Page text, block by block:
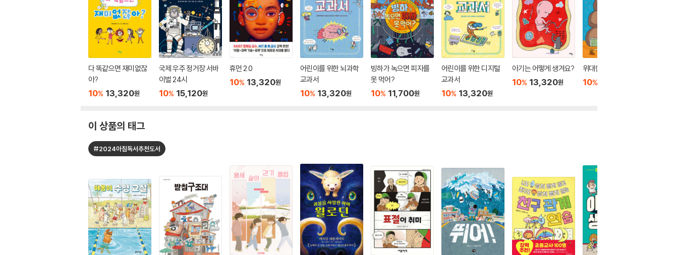
다 똑같으면 재미없잖
아?
10% 13,320원
국제 우주 정거장 서바
이벌 24시
10% 15,120원
휴먼 2.0
10% 13,320원
어린이를 위한 뇌과학
교과서
10% 13,320원
빙하가 녹으면 피자를
못 먹어?
10% 11,700원
어린이를 위한 디지털
교과서
10% 13,320원
아기는 어떻게 생겨요?
10% 13,320원
위대한 똥 공장
10%
이 상품의 태그
#2024아침독서추천도서